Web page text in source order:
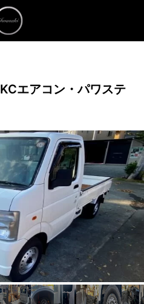
KCエアコン・パワステ